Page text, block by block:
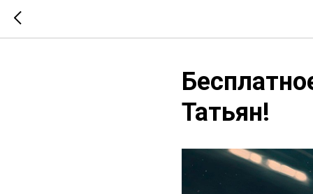
Татьян!